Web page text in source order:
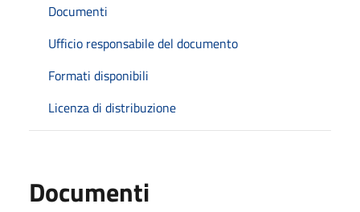
Documenti
Ufficio responsabile del documento
Formati disponibili
Licenza di distribuzione
Documenti